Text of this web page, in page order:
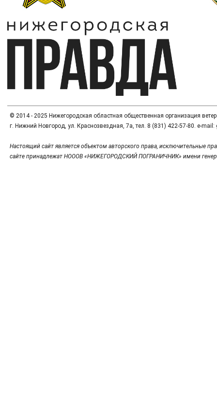
© 2014 - 2025 Нижегородская областная общественная организация
г. Нижний Новгород, ул. Краснозвездная, 7а, тел. 8 (831) 422-57-80. e-
Настоящий сайт является объектом авторского права, исключительные
сайте принадлежат НОООВ «НИЖЕГОРОДСКИЙ ПОГРАНИЧНИК» имени